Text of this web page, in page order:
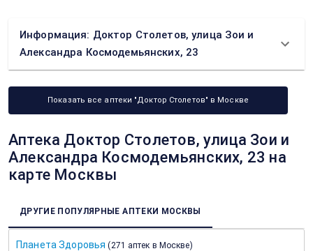
Информация: Доктор Столетов, улица Зои и
Александра Космодемьянских, 23
Показать все аптеки "Доктор Столетов" в Москве
Аптека Доктор Столетов, улица Зои и
Александра Космодемьянских, 23 на
карте Москвы
ДРУГИЕ ПОПУЛЯРНЫЕ АПТЕКИ МОСКВЫ
Планета Здоровья (271 аптек в Москве)